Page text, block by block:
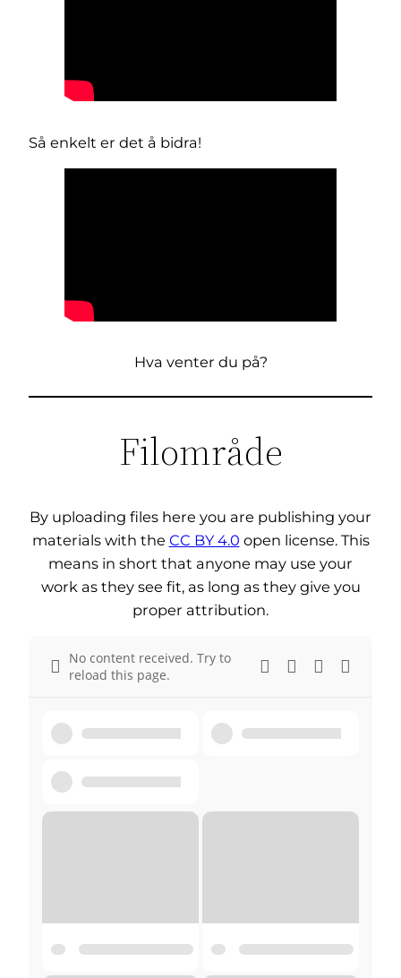
Så enkelt er det å bidra!
Hva venter du på?
Filområde
By uploading files here you are publishing your
materials with the CC BY 4.0 open license. This
means in short that anyone may use your
work as they see fit, as long as they give you
proper attribution.
No content received. Try to
reload this page.